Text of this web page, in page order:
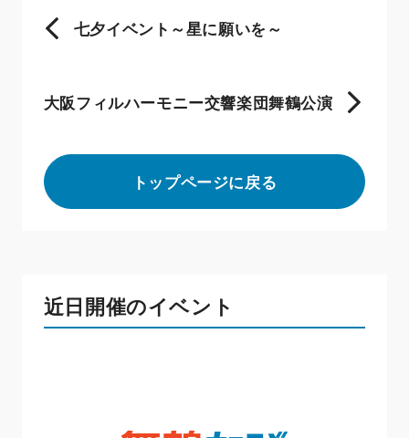
七夕イベント～星に願いを～
トップページに戻る
大阪フィルハーモニー交響楽団舞鶴公演
近日開催のイベント